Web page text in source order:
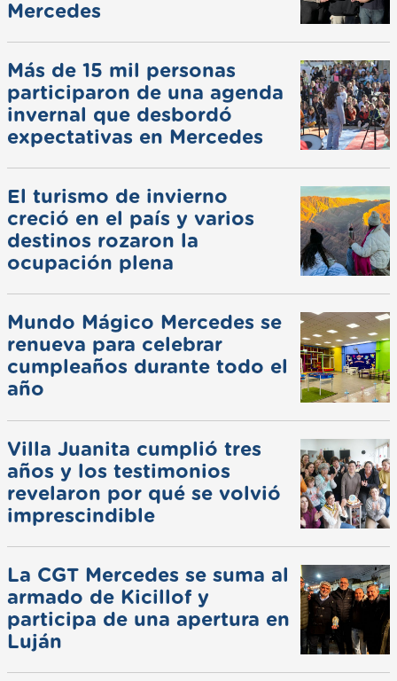
Mercedes
Más de 15 mil personas
participaron de una agenda
invernal que desbordó
expectativas en Mercedes
El turismo de invierno
creció en el país y varios
destinos rozaron la
ocupación plena
Mundo Mágico Mercedes se
renueva para celebrar
cumpleaños durante todo el
año
Villa Juanita cumplió tres
años y los testimonios
revelaron por qué se volvió
imprescindible
La CGT Mercedes se suma al
armado de Kicillof y
participa de una apertura en
Luján